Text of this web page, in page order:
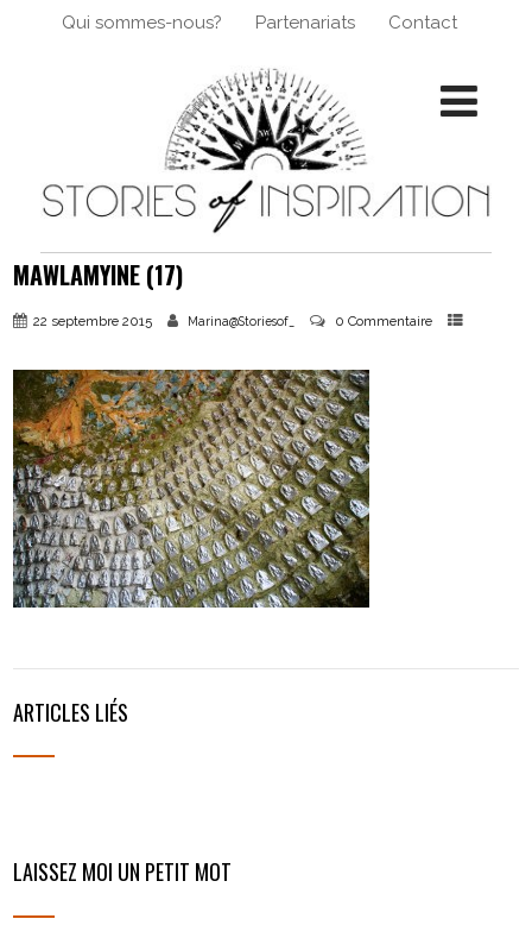
Qui sommes-nous? Partenariats Contact
MAWLAMYINE (17)
22 septembre 2015 Marina@Storiesof_ 0 Commentaire
ARTICLES LIÉS
LAISSEZ MOI UN PETIT MOT